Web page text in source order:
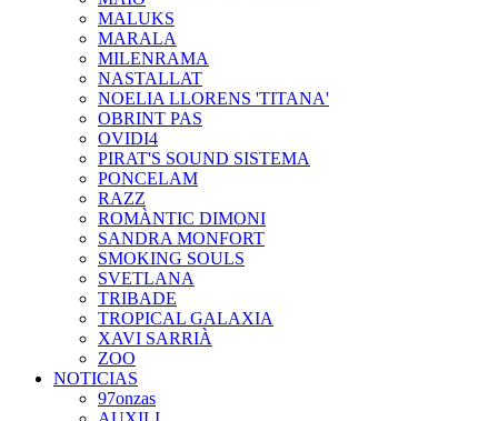
MALUKS
MARALA
MILENRAMA
NASTALLAT
NOELIA LLORENS 'TITANA'
OBRINT PAS
OVIDI4
PIRAT'S SOUND SISTEMA
PONCELAM
RAZZ
ROMÀNTIC DIMONI
SANDRA MONFORT
SMOKING SOULS
SVETLANA
TRIBADE
TROPICAL GALAXIA
XAVI SARRIÀ
ZOO
NOTICIAS
97onzas